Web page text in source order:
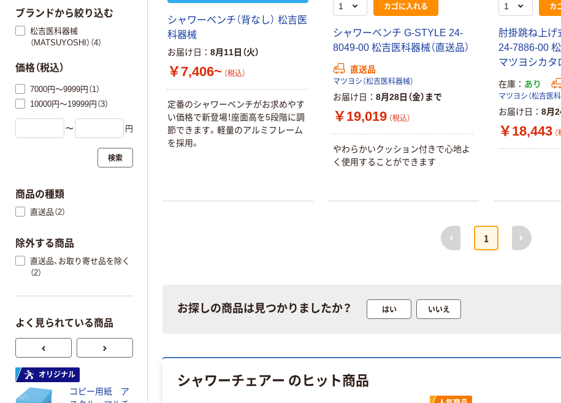
シャワーベンチ（背なし） 松吉医
科器械
お届け日 8月11日（火）
￥7,406~ （税込）
定番のシャワーベンチがお求めやす
い価格で新登場！座面高を5段階に調
節できます。軽量のアルミフレーム
を採用。
カゴに入れる
シャワーベンチ G-STYLE 24-
8049-00 松吉医科器械（直送品）
直送品
マツヨシ（松吉医科器械）
お届け日 8月28日（金）まで
￥19,019 （税込）
やわらかいクッション付きで心地よ
く使用することができます
カ
肘掛跳ね上げ
24-7886-00
マツヨシカタ
在庫 あり
マツヨシ（松吉医科
お届け日 8月
￥18,443
前へ
1
次へ
お探しの商品は見つかりましたか？ はい いいえ
シャワーチェアー のヒット商品
ブランドから絞り込む
松吉医科器械
（MATSUYOSHI）（4）
価格（税込）
7000円～9999円（1）
10000円～19999円（3）
〜 円
検索
商品の種類
直送品（2）
除外する商品
直送品、お取り寄せ品を除く
（2）
よく見られている商品
オリジナル
コピー用紙 ア
オリジナル 本気プライス